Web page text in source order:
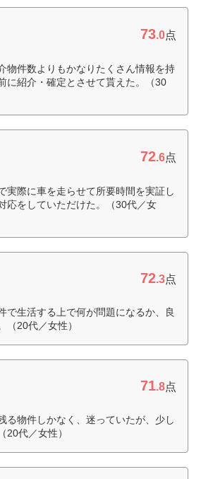
73.0点
物件数よりもかなりたくさん情報を持
に紹介・確定とさせて貰えた。（30
72.6点
実際に車を走らせて所要時間を実証し
応をしていただけた。（30代／女
72.3点
で生活する上で何が問題になるか、良
20代／女性）
71.8点
る物件しかなく、迷っていたが、少し
代／女性）